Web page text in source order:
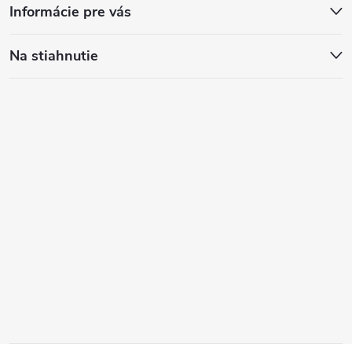
Informácie pre vás
Na stiahnutie